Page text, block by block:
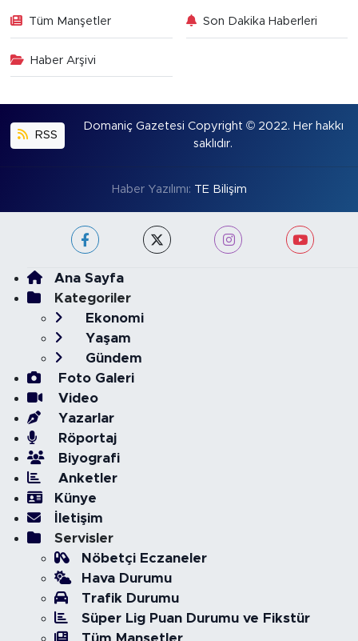
Tüm Manşetler Son Dakika Haberleri
Haber Arşivi
RSS
Domaniç Gazetesi Copyright © 2022. Her hakkı
saklıdır.
Haber Yazılımı: TE Bilişim
Ana Sayfa
Kategoriler
Ekonomi
Yaşam
Gündem
Foto Galeri
Video
Yazarlar
Röportaj
Biyografi
Anketler
Künye
İletişim
Servisler
Nöbetçi Eczaneler
Hava Durumu
Trafik Durumu
Süper Lig Puan Durumu ve Fikstür